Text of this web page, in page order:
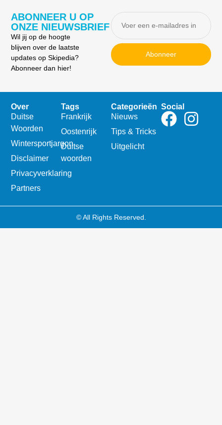
ABONNEER U OP
ONZE NIEUWSBRIEF
Wil jij op de hoogte
blijven over de laatste
updates op Skipedia?
Abonneer dan hier!
Abonneer
Over
Duitse
Woorden
Wintersportjargon
Disclaimer
Privacyverklaring
Partners
Tags
Frankrijk
Oostenrijk
Duitse
woorden
Categorieën
Nieuws
Tips & Tricks
Uitgelicht
Social
© All Rights Reserved.